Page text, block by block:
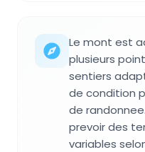
Le mont est
plusieurs
sentiers
de condition
de
prevoir des
variables